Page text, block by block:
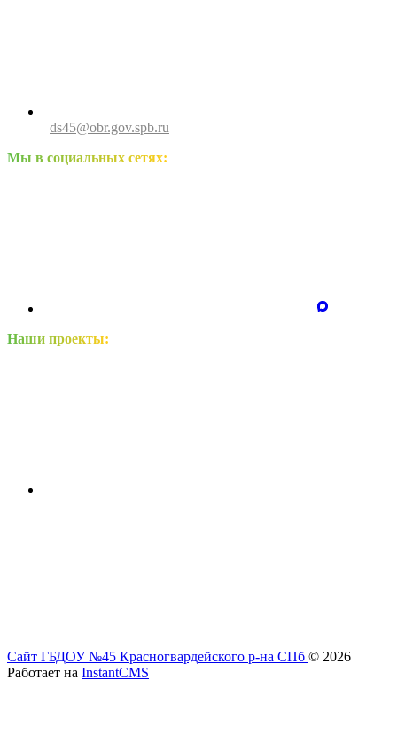
ds45@obr.gov.spb.ru
Мы в социальных сетях:
Наши проекты:
Сайт ГБДОУ №45 Красногвардейского р-на СПб © 2026
Работает на InstantCMS